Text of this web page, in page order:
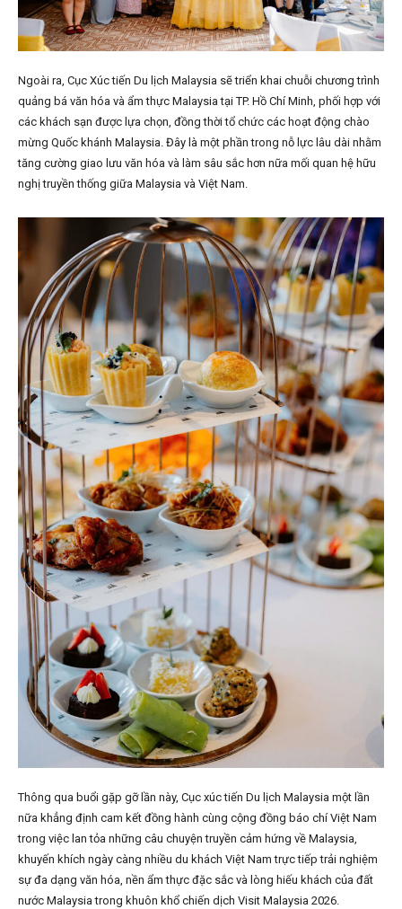
Ngoài ra, Cục Xúc tiến Du lịch Malaysia sẽ triển khai chuỗi chương trình
quảng bá văn hóa và ẩm thực Malaysia tại TP. Hồ Chí Minh, phối hợp với
các khách sạn được lựa chọn, đồng thời tổ chức các hoạt động chào
mừng Quốc khánh Malaysia. Đây là một phần trong nỗ lực lâu dài nhằm
tăng cường giao lưu văn hóa và làm sâu sắc hơn nữa mối quan hệ hữu
nghị truyền thống giữa Malaysia và Việt Nam.
Thông qua buổi gặp gỡ lần này, Cục xúc tiến Du lịch Malaysia một lần
nữa khẳng định cam kết đồng hành cùng cộng đồng báo chí Việt Nam
trong việc lan tỏa những câu chuyện truyền cảm hứng về Malaysia,
khuyến khích ngày càng nhiều du khách Việt Nam trực tiếp trải nghiệm
sự đa dạng văn hóa, nền ẩm thực đặc sắc và lòng hiếu khách của đất
nước Malaysia trong khuôn khổ chiến dịch Visit Malaysia 2026.